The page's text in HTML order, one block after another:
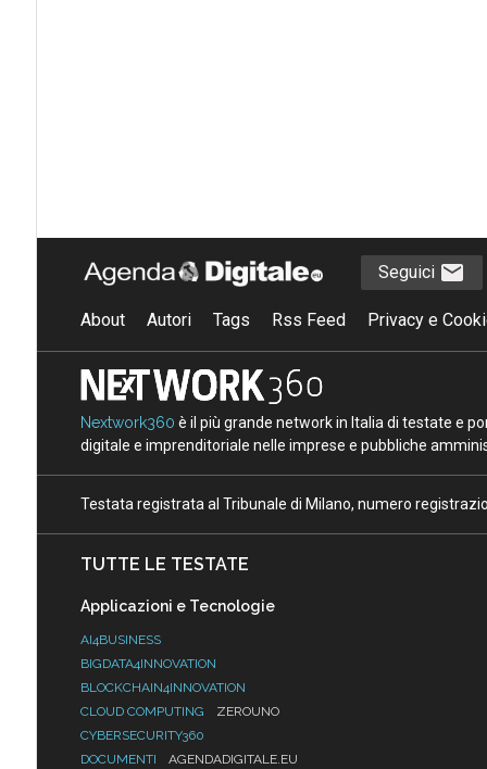
Seguici
About Autori Tags Rss Feed Privacy e
Nextwork360 è il più grande network in Italia di testate e
digitale e imprenditoriale nelle imprese e pubbliche
Testata registrata al Tribunale di Milano, numero
TUTTE LE TESTATE
Applicazioni e Tecnologie
AI4BUSINESS
BIGDATA4INNOVATION
BLOCKCHAIN4INNOVATION
CLOUD COMPUTING
ZEROUNO
CYBERSECURITY360
DOCUMENTI
AGENDADIGITALE.EU